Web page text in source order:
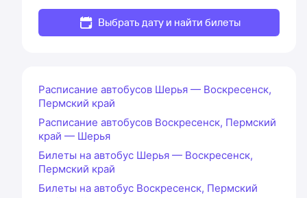
Выбрать дату и найти билеты
Расписание автобусов Шерья — Воскресенск,
Пермский край
Расписание автобусов Воскресенск, Пермский
край — Шерья
Билеты на автобус Шерья — Воскресенск,
Пермский край
Билеты на автобус Воскресенск, Пермский